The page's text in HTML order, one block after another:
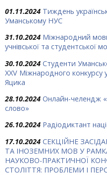
01.11.2024 Тиждень
Уманському НУС
31.10.2024 Міжнародний
учнівської та студентської
30.10.2024 Студенти
ХХV Міжнародного конкурсу
Яцика
28.10.2024 Онлайн-челендж
слово»
26.10.2024 Радіодиктант
17.10.2024 СЕКЦІЙНЕ
ТА ІНОЗЕМНИХ МОВ У
НАУКОВО-ПРАКТИЧНОЇ
СТОЛІТТЯ: ПРОБЛЕМИ І